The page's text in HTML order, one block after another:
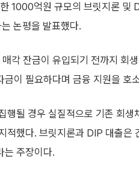
1000억원 규모의 브릿지론 및
논평을 발표했다.
각 잔금이 유입되기 전까지 회
이 필요하다며 금융 지원을 호
행될 경우 실질적으로 기존 회생
적했다. 브릿지론과 DIP 대출은
는 주장이다.